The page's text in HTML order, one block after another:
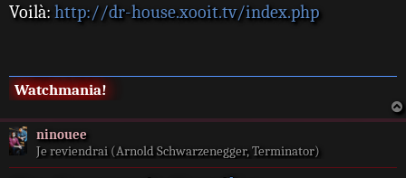
s
e
Voilà: http://dr-house.xooit.tv/index.php
Watchmania!
ninouee
Je reviendrai (Arnold Schwarzenegger, Terminator)